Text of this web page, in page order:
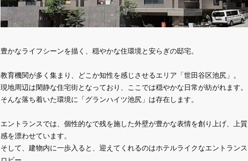
豊かなライフシーンを描く、穏やかな住環境と安らぎの邸宅。
教育機関が多く集まり、どこか知性を感じさせるエリア「世田谷区池尻」。
現地周辺は閑静な住宅街となっており、ここでは穏やかな日常が紡がれます。
そんな落ち着いた環境に「グランハイツ池尻」は存在します。
エントランスでは、個性的なで残を施した外壁が豊かな表情を創り上げ、上質
感を漂わせています。
そして、建物内に一歩入ると、迎えてくれるのはホテルライクなエントランス